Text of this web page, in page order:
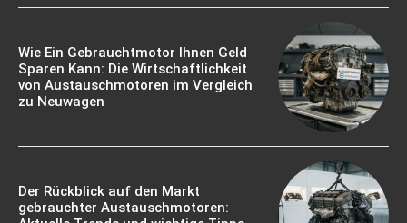
Wie Ein Gebrauchtmotor Ihnen Geld
Sparen Kann: Die Wirtschaftlichkeit
von Austauschmotoren im Vergleich
zu Neuwagen
Der Rückblick auf den Markt
gebrauchter Austauschmotoren: